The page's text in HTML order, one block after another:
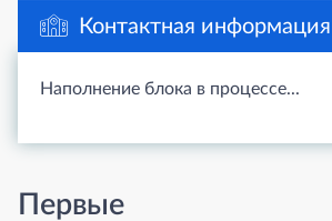
Контактная информация
Наполнение блока в процессе...
Первые